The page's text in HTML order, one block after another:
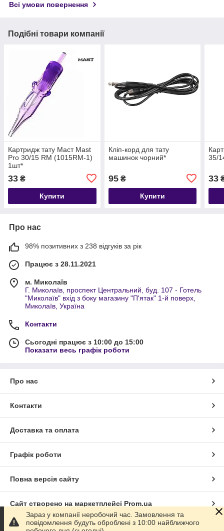
Всі умови повернення
Подібні товари компанії
Картридж тату Маст Mast
Pro 30/15 RM (1015RM-1)
1шт*
33 ₴
Купити
Кліп-корд для тату
машинок чорний*
95₴
Купити
35/
33
Про нас
98% позитивних з 238 відгуків за рік
Працює з 28.11.2021
м. Миколаїв
Г. Миколаїв, проспект Центральний, буд. 107 - Готель
"Миколаїв" вхід з боку магазину "П'ятак" 1-й поверх,
Миколаїв, Україна
Контакти
Сьогодні працює з 10:00 до 15:00
Показати весь графік роботи
Про нас
Контакти
Доставка та оплата
Графік роботи
Повна версія сайту
Сайт створено на маркетплейсі Prom.ua
Політика конфіденційності
Зараз у компанії неробочий час. Замовлення та
повідомлення будуть оброблені з 10:00 найближчого